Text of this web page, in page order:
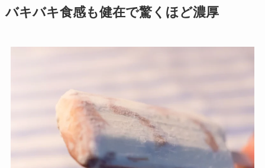
バキバキ食感も健在で驚くほど濃厚